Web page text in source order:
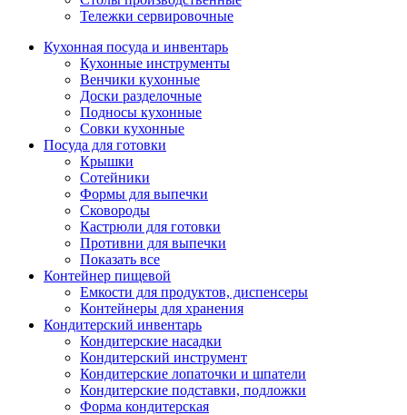
Тележки сервировочные
Кухонная посуда и инвентарь
Кухонные инструменты
Венчики кухонные
Доски разделочные
Подносы кухонные
Совки кухонные
Посуда для готовки
Крышки
Сотейники
Формы для выпечки
Сковороды
Кастрюли для готовки
Противни для выпечки
Показать все
Контейнер пищевой
Емкости для продуктов, диспенсеры
Контейнеры для хранения
Кондитерский инвентарь
Кондитерские насадки
Кондитерский инструмент
Кондитерские лопаточки и шпатели
Кондитерские подставки, подложки
Форма кондитерская